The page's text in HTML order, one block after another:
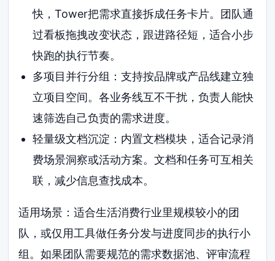
快，Tower把需求直接拆成任务卡片。团队通
过看板拖拽改变状态，跟进路径短，适合小步
快跑的执行节奏。
多项目并行分组：支持按品牌或产品线建立独
立项目空间。各业务线互不干扰，负责人能快
速筛选自己负责的需求进度。
轻量级文档沉淀：内置文档模块，适合记录消
费场景洞察或活动方案。文档和任务可互相关
联，减少信息查找成本。
适用场景：适合生活消费行业里规模较小的团
队，或仅用工具做任务分发与进度同步的执行小
组。如果团队需要规范的需求数据池、评审流程